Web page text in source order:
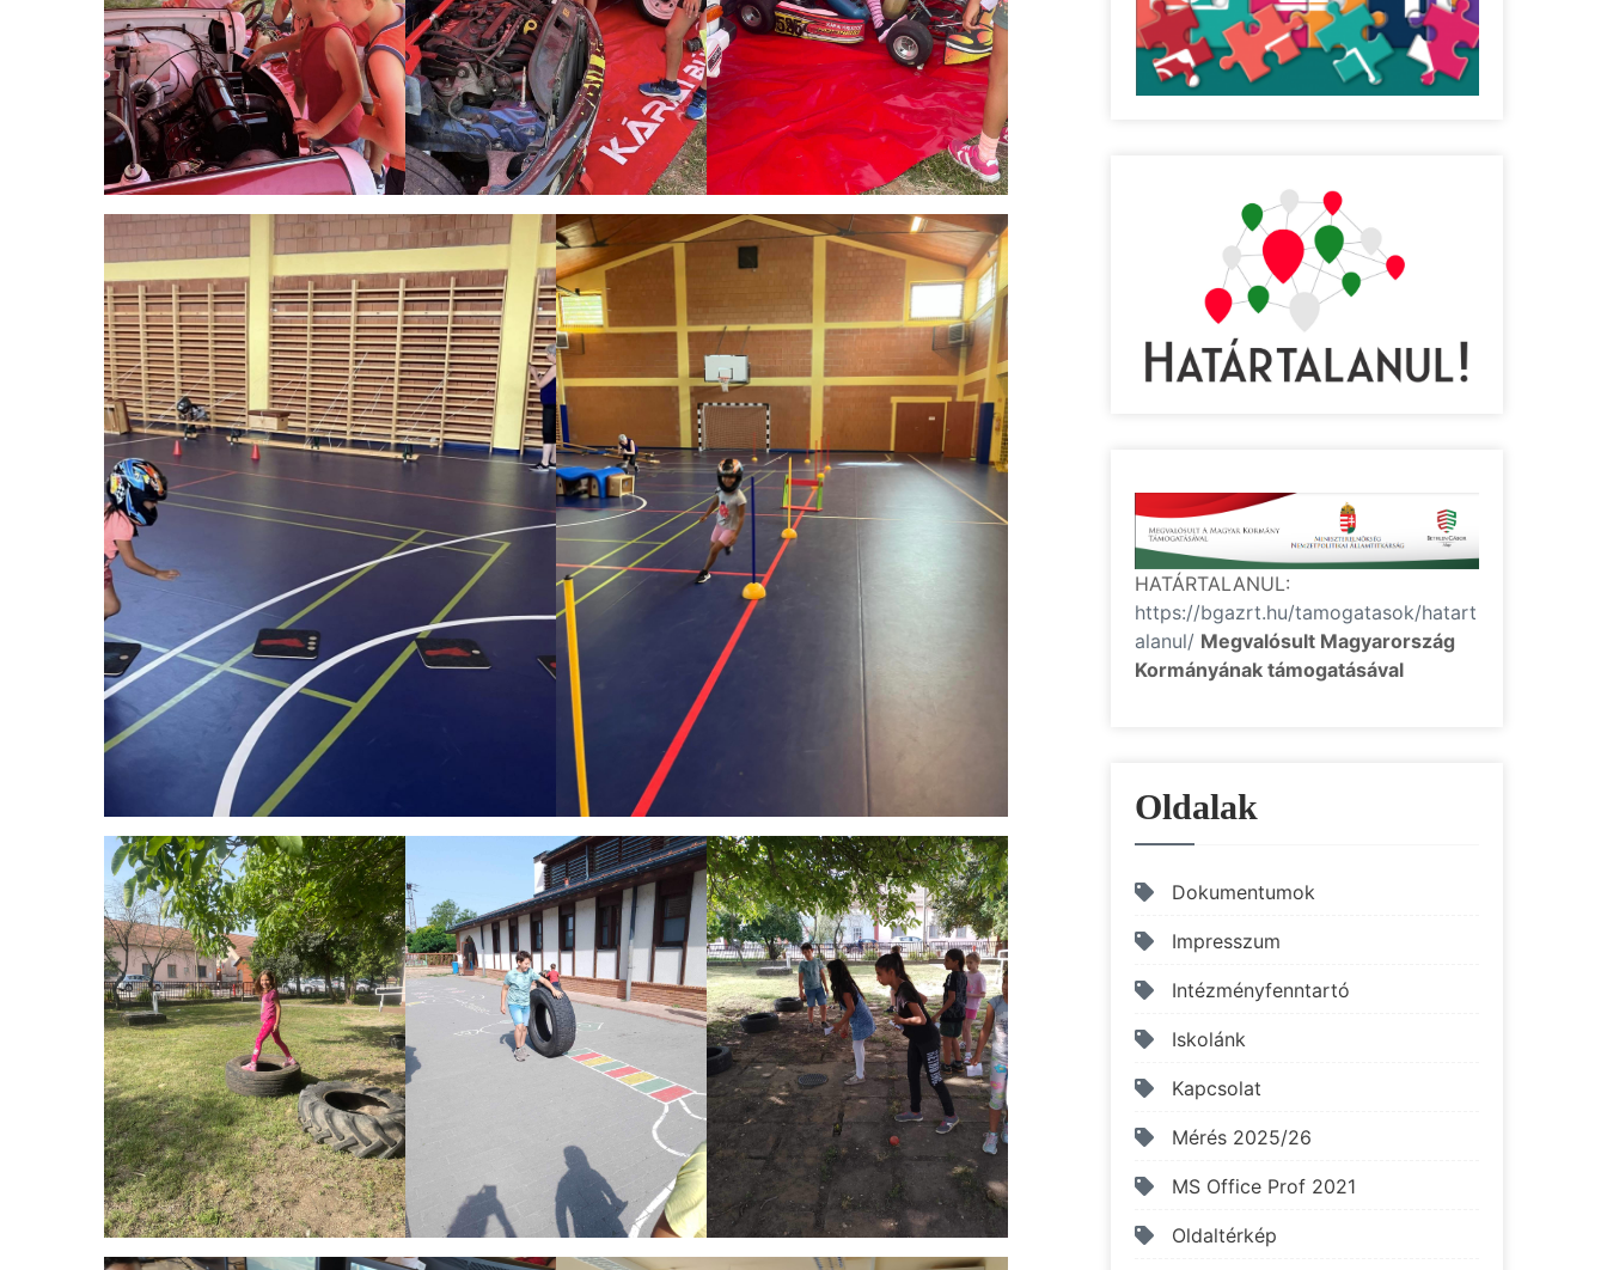
HATÁRTALANUL:
https://bgazrt.hu/tamogatasok/hatart
alanul/ Megvalósult Magyarország
Kormányának támogatásával
Oldalak
Dokumentumok
Impresszum
Intézményfenntartó
Iskolánk
Kapcsolat
Mérés 2025/26
MS Office Prof 2021
Oldaltérkép